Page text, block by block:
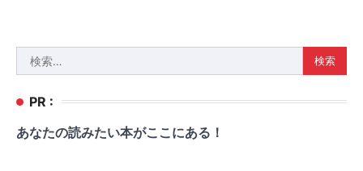
索:
PR :
あなたの読みたい本がここにある！